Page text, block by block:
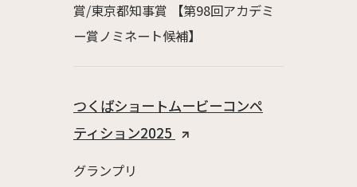
賞/東京都知事賞 【第98回アカデミ
ー賞ノミネート候補】
つくばショートムービーコンペ
ティション2025
グランプリ